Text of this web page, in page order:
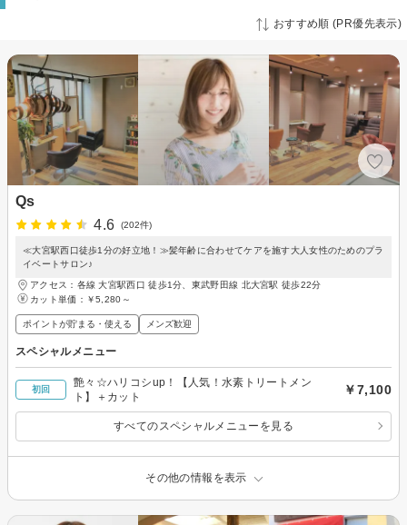
おすすめ順 (PR優先表示)
Qs
4.6
(202件)
≪大宮駅西口徒歩1分の好立地！≫髪年齢に合わせてケアを施す大人女性のためのプラ
イベートサロン♪
アクセス：各線 大宮駅西口 徒歩1分、東武野田線 北大宮駅 徒歩22分
カット単価： ￥5,280～
ポイントが貯まる・使える メンズ歓迎
スペシャルメニュー
初回
艶々☆ハリコシup！【人気！水素トリートメン
ト】＋カット
￥7,100
すべてのスペシャルメニューを見る
その他の情報を表示